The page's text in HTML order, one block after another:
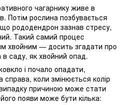
чагарнику живе в
Потім рослина позбувається
рододендрон зазнав стресу,
Такий самий процес
хвойним — досить згадати про
в саду, як хвойний опад.
і почало опадати,
справа, коли змінюється колір
причиною може стати
появи може бути кілька: